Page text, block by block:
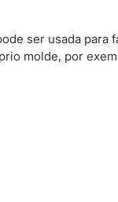
ser usada
molde, por